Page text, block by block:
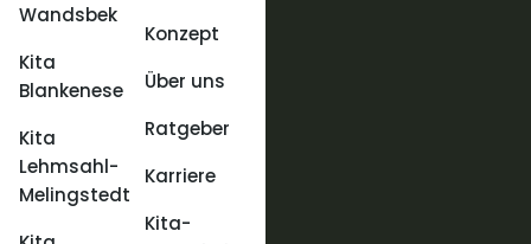
Wandsbek
Kita
Blankenese
Kita
Lehmsahl-
Melingstedt
Konzept
Über uns
Ratgeber
Karriere
Kita-